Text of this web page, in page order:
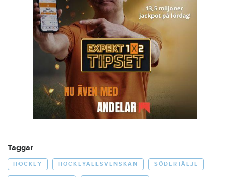
Taggar
HOCKEY HOCKEYALLSVENSKAN SÖDERTÄLJE